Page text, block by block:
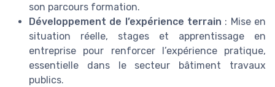
son parcours formation.
Développement de l’expérience terrain : Mise en
situation réelle, stages et apprentissage en
entreprise pour renforcer l’expérience pratique,
essentielle dans le secteur bâtiment travaux
publics.